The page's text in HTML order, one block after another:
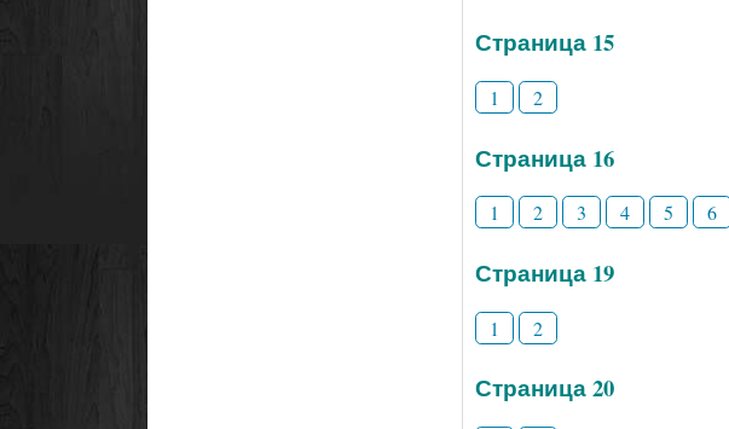
Страница 15
1 2
Страница 16
1 2 3 4 5 6
Страница 19
1 2
Страница 20